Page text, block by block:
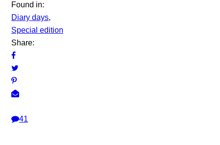
Found in:
Diary days,
Special edition
Share:
41